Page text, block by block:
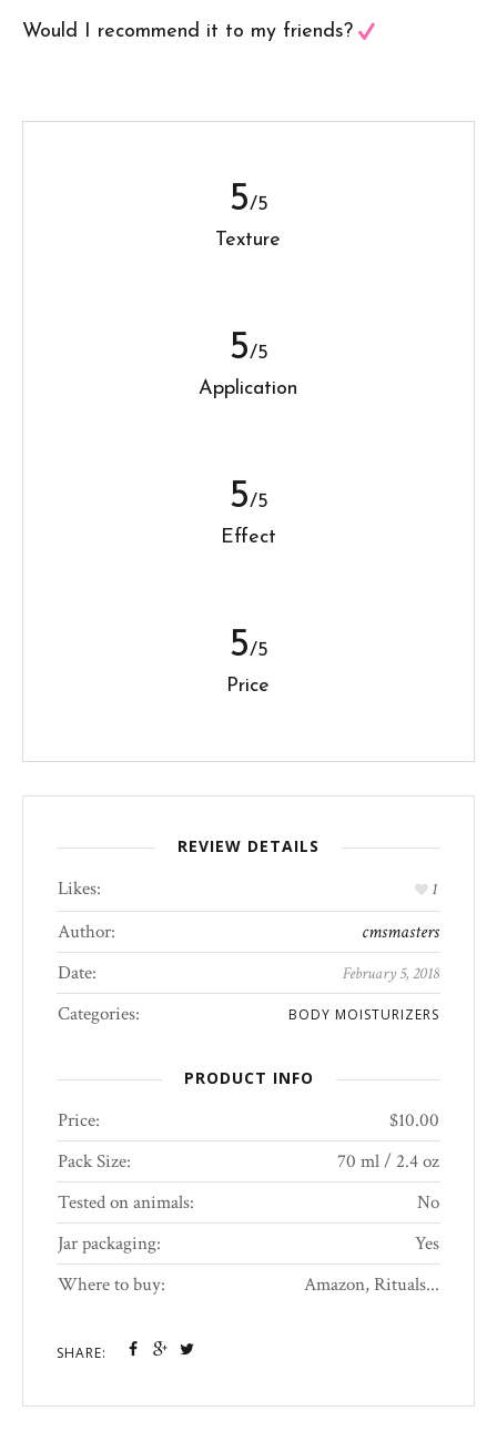
Would I recommend it to my friends?
5/5
Texture
5/5
Application
5/5
Effect
5/5
Price
REVIEW DETAILS
Likes: 1
Author:
cmsmasters
Date:
February 5, 2018
Categories: BODY MOISTURIZERS
PRODUCT INFO
Price:
$10.00
Pack Size:
70 ml / 2.4 oz
Tested on animals:
No
Jar packaging:
Yes
Where to buy:
Amazon, Rituals...
SHARE: